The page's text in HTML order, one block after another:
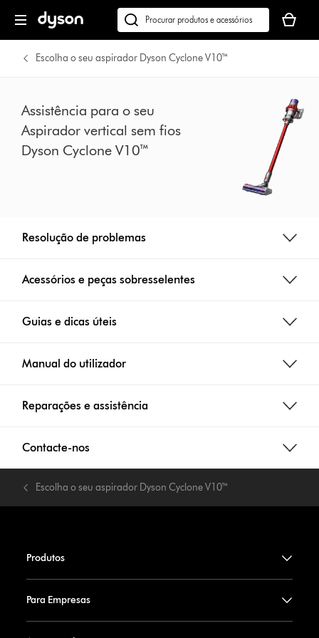
seguinte
Pesquisar
em
dyson.pt
seu
cesto
vazio
Escolha o seu aspirador Dyson Cyclone V10™
Assistência para o seu
Aspirador vertical sem fios
Dyson Cyclone V10™
Resolução de problemas
Acessórios e peças sobresselentes
Guias e dicas úteis
Manual do utilizador
Reparações e assistência
Contacte-nos
Escolha o seu aspirador Dyson Cyclone V10™
Produtos
Para Empresas